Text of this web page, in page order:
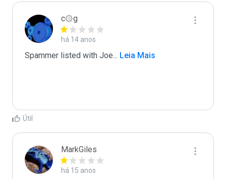
c۞g
há 14 anos
Spammer listed with Joe... Leia Mais
Útil
MarkGiles
há 15 anos